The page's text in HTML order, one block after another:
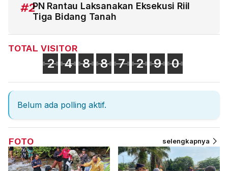
#2PN Rantau Laksanakan Eksekusi Riil
Tiga Bidang Tanah
TOTAL VISITOR
2 4 8 8 7 2 9 0
Belum ada polling aktif.
FOTO selengkapnya